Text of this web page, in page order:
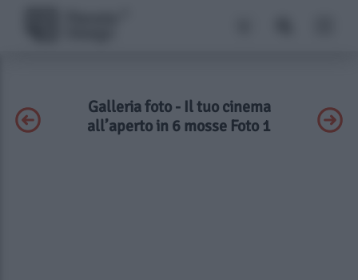
Galleria foto - Il tuo cinema
all’aperto in 6 mosse Foto 1